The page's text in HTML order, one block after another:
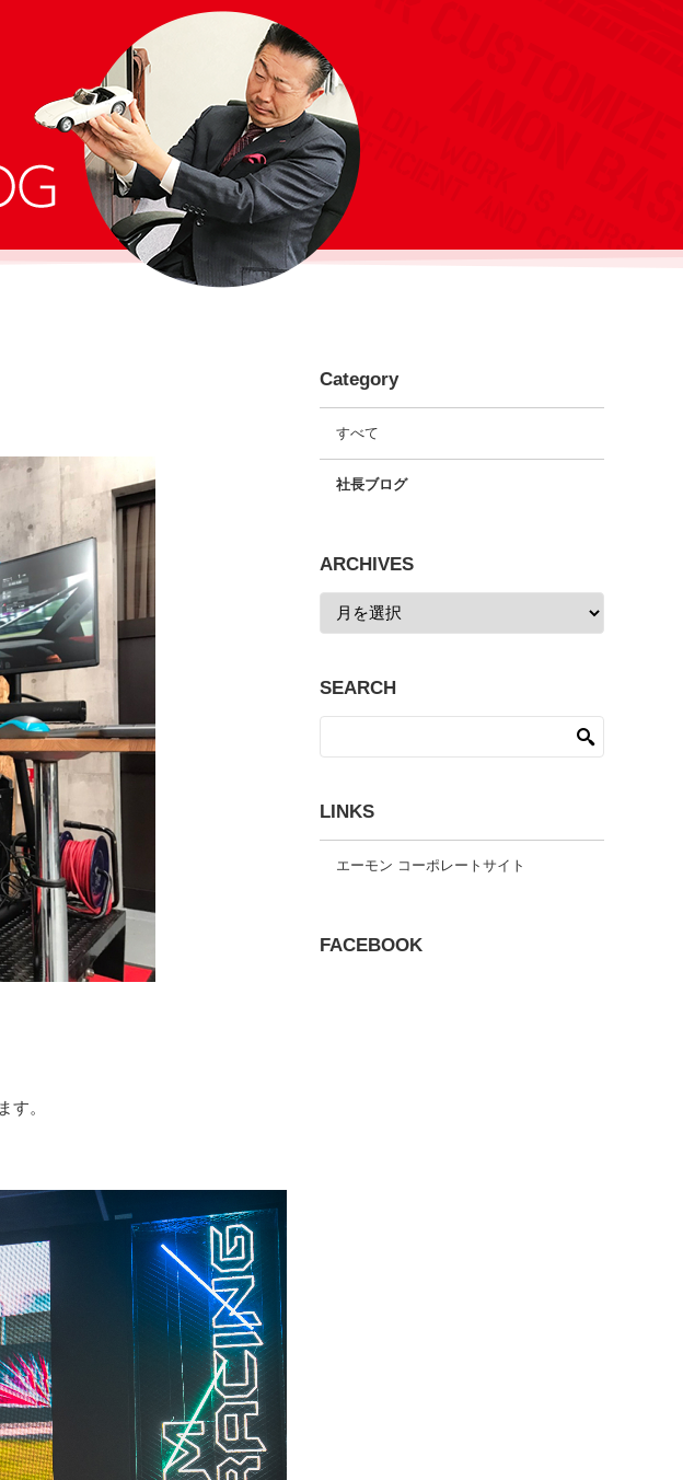
す。
Category
すべて
社長ブログ
ARCHIVES
SEARCH
LINKS
エーモン コーポレートサイト
FACEBOOK